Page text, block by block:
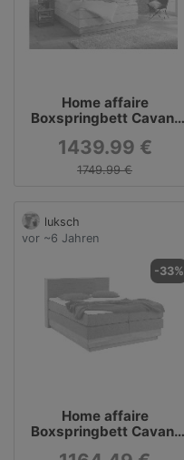
Home affaire
Boxspringbett Cavan,
Bettkasten & Topper
1439.99 €
1749.99 €
luksch
vor ~6 Jahren
-33%
Home affaire
Boxspringbett Cavan,